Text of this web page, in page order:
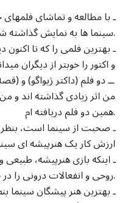
ـ با مطالعه و تماشای
سینما ها به نمایش گذاشته شود.
ـ بهترین فلمی را که تا
و اکتور را خوبتر از دیگران
ــ دو فلم (داکتر ژیواگو)
من اثر زیادی گذاشته اند و
همین دو فلم دریافته ام.
ـ صحبت از سینما است،
ارزش کار یک هنرپیشه ای
ـ اینکه بازی هنرپیشه،
روحی و انفعالات درونی را در چهره ای خود منعکس سازد.
ـ بهترین هنر پیشگان